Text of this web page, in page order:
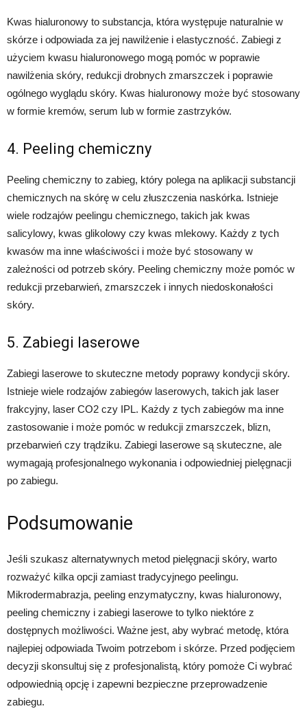
Kwas hialuronowy to substancja, która występuje naturalnie w
skórze i odpowiada za jej nawilżenie i elastyczność. Zabiegi z
użyciem kwasu hialuronowego mogą pomóc w poprawie
nawilżenia skóry, redukcji drobnych zmarszczek i poprawie
ogólnego wyglądu skóry. Kwas hialuronowy może być stosowany
w formie kremów, serum lub w formie zastrzyków.
4. Peeling chemiczny
Peeling chemiczny to zabieg, który polega na aplikacji substancji
chemicznych na skórę w celu złuszczenia naskórka. Istnieje
wiele rodzajów peelingu chemicznego, takich jak kwas
salicylowy, kwas glikolowy czy kwas mlekowy. Każdy z tych
kwasów ma inne właściwości i może być stosowany w
zależności od potrzeb skóry. Peeling chemiczny może pomóc w
redukcji przebarwień, zmarszczek i innych niedoskonałości
skóry.
5. Zabiegi laserowe
Zabiegi laserowe to skuteczne metody poprawy kondycji skóry.
Istnieje wiele rodzajów zabiegów laserowych, takich jak laser
frakcyjny, laser CO2 czy IPL. Każdy z tych zabiegów ma inne
zastosowanie i może pomóc w redukcji zmarszczek, blizn,
przebarwień czy trądziku. Zabiegi laserowe są skuteczne, ale
wymagają profesjonalnego wykonania i odpowiedniej pielęgnacji
po zabiegu.
Podsumowanie
Jeśli szukasz alternatywnych metod pielęgnacji skóry, warto
rozważyć kilka opcji zamiast tradycyjnego peelingu.
Mikrodermabrazja, peeling enzymatyczny, kwas hialuronowy,
peeling chemiczny i zabiegi laserowe to tylko niektóre z
dostępnych możliwości. Ważne jest, aby wybrać metodę, która
najlepiej odpowiada Twoim potrzebom i skórze. Przed podjęciem
decyzji skonsultuj się z profesjonalistą, który pomoże Ci wybrać
odpowiednią opcję i zapewni bezpieczne przeprowadzenie
zabiegu.